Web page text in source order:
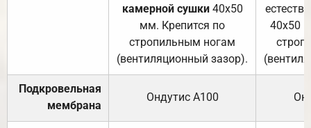
камерной сушки40х50
мм. Крепится по
стропильным ногам
(вентиляционный зазор).
40х50
Подкровельная
мембрана
Ондутис А100